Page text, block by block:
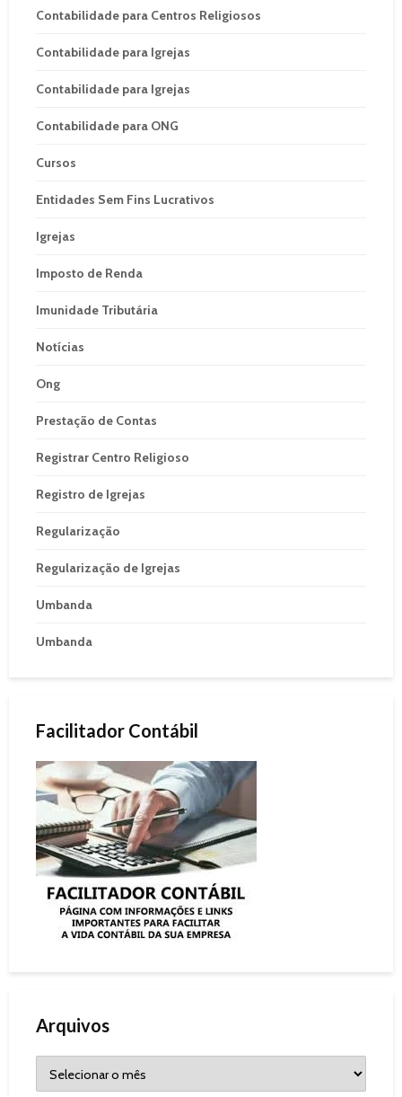
Contabilidade para Centros Religiosos
Contabilidade para Igrejas
Contabilidade para Igrejas
Contabilidade para ONG
Cursos
Entidades Sem Fins Lucrativos
Igrejas
Imposto de Renda
Imunidade Tributária
Notícias
Ong
Prestação de Contas
Registrar Centro Religioso
Registro de Igrejas
Regularização
Regularização de Igrejas
Umbanda
Umbanda
Facilitador Contábil
Arquivos